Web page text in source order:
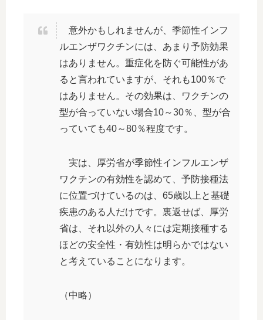
意外かもしれませんが、季節性インフ
ルエンザワクチンには、あまり予防効果
はありません。重症化を防ぐ可能性があ
ると言われていますが、それも100％で
はありません。その効果は、ワクチンの
型が合っていない場合10～30％、型が合
っていても40～80％程度です。
実は、厚労省が季節性インフルエンザ
ワクチンの有効性を認めて、予防接種法
に位置づけているのは、65歳以上と基礎
疾患のある人だけです。裏返せば、厚労
省は、それ以外の人々には定期接種する
ほどの安全性・有効性は明らかではない
と考えていることになります。
（中略）